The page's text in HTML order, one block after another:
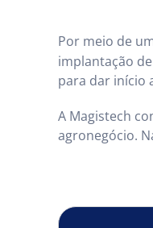
Por meio de
implantação
para dar início
A Magistech
agronegócio.